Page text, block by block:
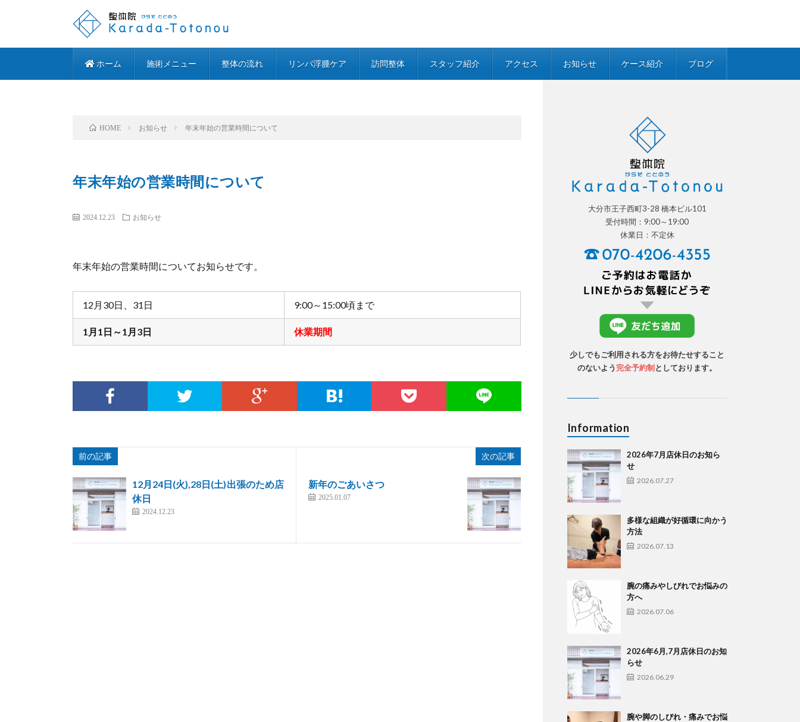
ホーム 施術メニュー 整体の流れ リンパ浮腫ケア 訪問整体 スタッフ紹介 アクセス お知らせ ケース紹介 ブログ
HOME お知らせ 年末年始の営業時間について
年末年始の営業時間について
2024.12.23 お知らせ
年末年始の営業時間についてお知らせです。
12月30日、31日 9:00～15:00頃まで
1月1日～1月3日 休業期間
前の記事
12月24日(火),28日(土)出張のため店
休日
2024.12.23
次の記事
新年のごあいさつ
2025.01.07
大分市王子西町3-28 橋本ビル101
受付時間：9:00～19:00
休業日：不定休
少しでもご利用される方をお待たせすること
のないよう 完全予約制 としております。
Information
2026年7月店休日のお知ら
せ
2026.07.27
多様な組織が好循環に向かう
方法
2026.07.13
腕の痛みやしびれでお悩みの
方へ
2026.07.06
2026年6月,7月店休日のお知
らせ
2026.06.29
腕や脚のしびれ・痛みでお悩